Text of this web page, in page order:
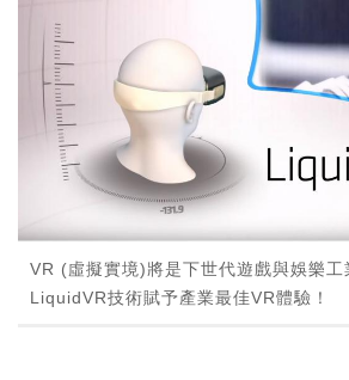
VR (虛擬實境)將是下世代遊戲與娛樂
LiquidVR技術賦予產業最佳VR體驗！